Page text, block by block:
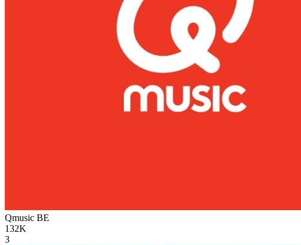
Qmusic BE
132K
3